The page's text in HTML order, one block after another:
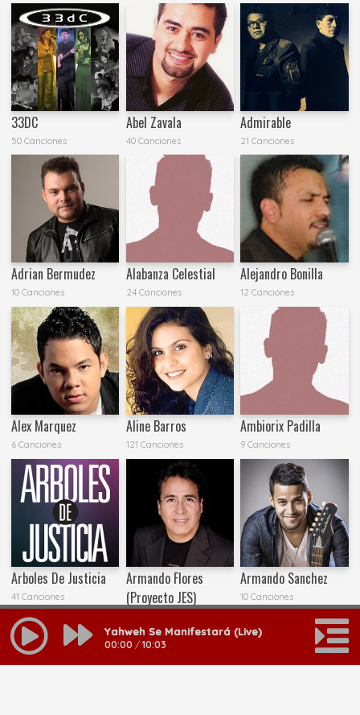
33DC
50 Canciones
Abel Zavala
40 Canciones
Admirable
21 Canciones
Adrian Bermudez
10 Canciones
Alabanza Celestial
24 Canciones
Alejandro Bonilla
12 Canciones
Alex Marquez
6 Canciones
Aline Barros
121 Canciones
Ambiorix Padilla
9 Canciones
Arboles De Justicia
41 Canciones
Armando Flores
(Proyecto JES)
Armando Sanchez
10 Canciones
MAS RESULTADOS
Yahweh Se Manifestará (Live)
00:00 / 10:03